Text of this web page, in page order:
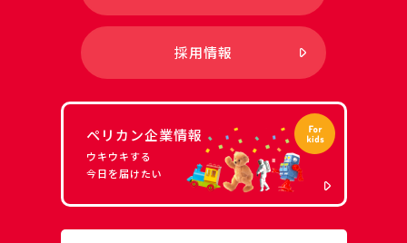
採用情報
ペリカン企業情報
ウキウキする
今日を届けたい